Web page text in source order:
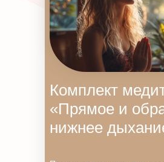
Комплект
«Прямое и
нижнее